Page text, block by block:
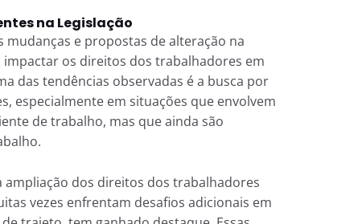
na Legislação
mudanças e propostas de alteração na
os direitos dos trabalhadores em
das tendências observadas é a busca por
especialmente em situações que envolvem
de trabalho, mas que ainda são
ampliação dos direitos dos trabalhadores
vezes enfrentam desafios adicionais em